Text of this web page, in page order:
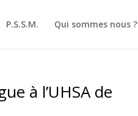
P.S.S.M. Qui sommes nous ?
à l’UHSA de